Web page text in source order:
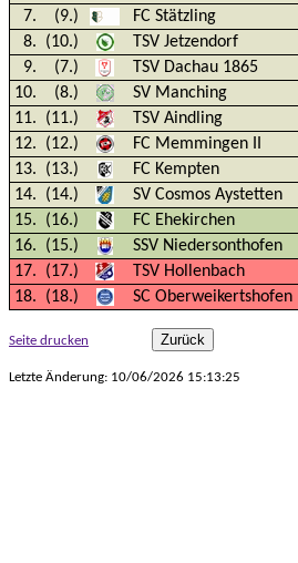
7.
(9.) FC Stätzling
8.
(10.) TSV Jetzendorf
9.
(7.) TSV Dachau 1865
10.
(8.) SV Manching
11.
(11.) TSV Aindling
12.
(12.) FC Memmingen II
13.
(13.) FC Kempten
14.
(14.) SV Cosmos Aystetten
15.
(16.) FC Ehekirchen
16.
(15.) SSV Niedersonthofen
17.
(17.) TSV Hollenbach
18.
(18.) SC Oberweikertshofen
Seite drucken
Letzte Änderung: 10/06/2026 15:13:25